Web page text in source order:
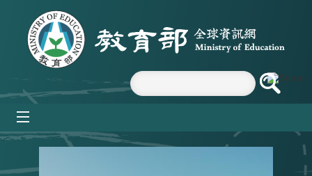
跳到主要內容區塊
:::